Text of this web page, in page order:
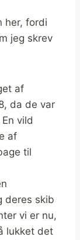
her, fordi
jeg skrev
af
da de var
vild
af
til
deres skib
vi er nu,
lukket det